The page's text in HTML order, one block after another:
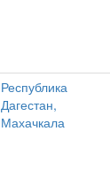
Республика
Дагестан,
Махачкала